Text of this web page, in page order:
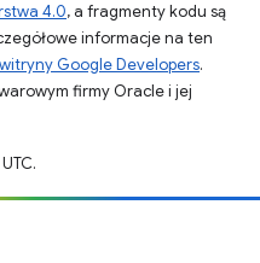
4.0, a fragmenty kodu są
informacje na ten
Google Developers.
firmy Oracle i jej